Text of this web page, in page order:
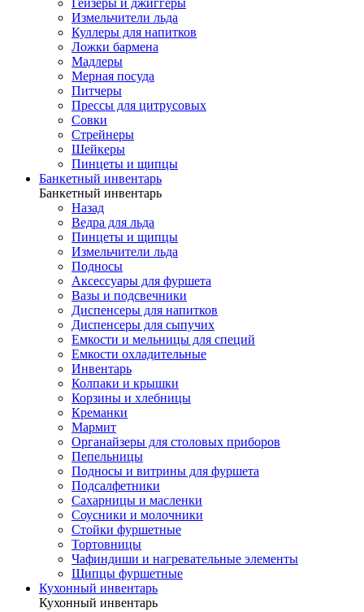
Измельчители льда
Куллеры для напитков
Ложки бармена
Мадлеры
Мерная посуда
Питчеры
Прессы для цитрусовых
Совки
Стрейнеры
Шейкеры
Пинцеты и щипцы
Банкетный инвентарь
Банкетный инвентарь
Назад
Ведра для льда
Пинцеты и щипцы
Измельчители льда
Подносы
Аксессуары для фуршета
Вазы и подсвечники
Диспенсеры для напитков
Диспенсеры для сыпучих
Емкости и мельницы для специй
Емкости охладительные
Инвентарь
Колпаки и крышки
Корзины и хлебницы
Креманки
Мармит
Органайзеры для столовых приборов
Пепельницы
Подносы и витрины для фуршета
Подсалфетники
Сахарницы и масленки
Соусники и молочники
Стойки фуршетные
Тортовницы
Чафиндиши и нагревательные элементы
Щипцы фуршетные
Кухонный инвентарь
Кухонный инвентарь